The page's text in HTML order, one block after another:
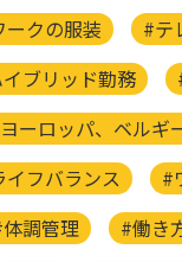
ークの服装
#テ
ブリッド勤務
ーロッパ、ベルギ
フバランス
#
調管理 #働き